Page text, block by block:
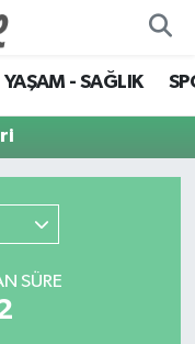
YAŞAM - SAĞLIK
SÜRE